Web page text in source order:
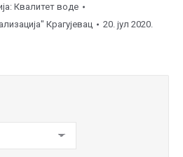
Квалитет воде
Крагујевац 20. јул 2020.